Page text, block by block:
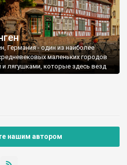
Германия - один из наиболее
маленьких городов
лягушками, которые здесь везд
нашим автором